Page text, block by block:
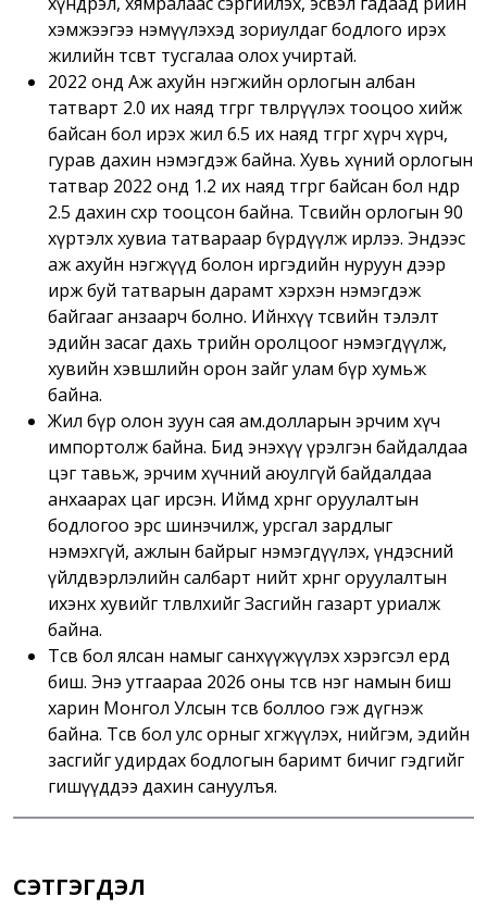
хэмжээгээ нэмүүлэхэд зориулдаг бодлого ирэх
жилийн төсөвт тусгалаа олох учиртай.
2022 онд Аж ахуйн нэгжийн орлогын албан
татварт 2.0 их наяд төгрөг төвлөрүүлэх тооцоо хийж
байсан бол ирэх жил 6.5 их наяд төгрөг хүрч хүрч,
гурав дахин нэмэгдэж байна. Хувь хүний орлогын
татвар 2022 онд 1.2 их наяд төгрөг байсан бол өнөөдөр
2.5 дахин өсөхөөр тооцсон байна. Төсвийн орлогын 90
хүртэлх хувиа татвараар бүрдүүлж ирлээ. Эндээс
аж ахуйн нэгжүүд болон иргэдийн нуруун дээр
ирж буй татварын дарамт хэрхэн нэмэгдэж
байгааг анзаарч болно. Ийнхүү төсвийн тэлэлт
эдийн засаг дахь төрийн оролцоог нэмэгдүүлж,
хувийн хэвшлийн орон зайг улам бүр хумьж
байна.
Жил бүр олон зуун сая ам.долларын эрчим хүч
импортолж байна. Бид энэхүү үрэлгэн байдалдаа
цэг тавьж, эрчим хүчний аюулгүй байдалдаа
анхаарах цаг ирсэн. Иймд хөрөнгө оруулалтын
бодлогоо эрс шинэчилж, урсгал зардлыг
нэмэхгүй, ажлын байрыг нэмэгдүүлэх, үндэсний
үйлдвэрлэлийн салбарт нийт хөрөнгө оруулалтын
ихэнх хувийг төлөвлөхийг Засгийн газарт уриалж
байна.
Төсөв бол ялсан намыг санхүүжүүлэх хэрэгсэл ердөө
биш. Энэ утгаараа 2026 оны төсөв нэг намын биш
харин Монгол Улсын төсөв боллоо гэж дүгнэж
байна. Төсөв бол улс орныг хөгжүүлэх, нийгэм, эдийн
засгийг удирдах бодлогын баримт бичиг гэдгийг
гишүүддээ дахин сануулъя.
СЭТГЭГДЭЛ